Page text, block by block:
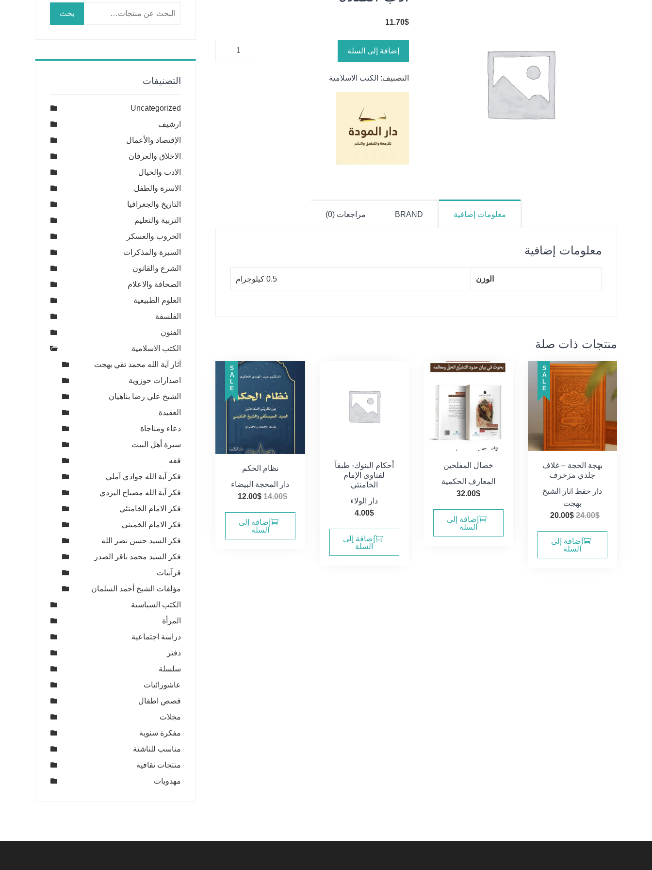
11.70$
كمية ادب
إضافة إلى السلة
التصنيف: الكتب الاسلامية
معلومات إضافية BRAND مراجعات (0)
معلومات إضافية
الوزن 0.5 كيلوجرام
منتجات ذات صلة
SALE
بهجة الحجة – غلاف
جلدي مزخرف
دار حفظ اثار الشيخ
بهجت
24.00$
السعر
هو:
24.00$.
20.00$
إضافة إلى
السلة
خصال المفلحين
المعارف الحكمية
32.00$
إضافة إلى
السلة
أحكام البنوك- طبقاً
لفتاوى الإمام
الخامنئي
دار الولاء
4.00$
إضافة إلى
السلة
SALE
نظام الحكم
دار المحجة البيضاء
14.00$
السعر
هو:
14.00$.
12.00$
إضافة إلى
السلة
بحث
التصنيفات
Uncategorized
ارشيف
الإقتصاد والأعمال
الاخلاق والعرفان
الادب والخيال
الاسرة والطفل
التاريخ والجغرافيا
التربية والتعليم
الحروب والعسكر
السيرة والمذكرات
الشرع والقانون
الصحافة والاعلام
العلوم الطبيعية
الفلسفة
الفنون
الكتب الاسلامية
آثار آية الله محمد تقي بهجت
اصدارات حوزوية
الشيخ علي رضا بناهيان
العقيدة
دعاء ومناجاة
سيرة أهل البيت
فقه
فكر آية الله جوادي آملي
فكر آية الله مصباح اليزدي
فكر الامام الخامنئي
فكر الامام الخميني
فكر السيد حسن نصر الله
فكر السيد محمد باقر الصدر
قرآنيات
مؤلفات الشيخ أحمد السلمان
الكتب السياسية
المرأة
دراسة اجتماعية
دفتر
سلسلة
عاشورائيات
قصص اطفال
مجلات
مفكرة سنوية
مناسب للناشئة
منتجات ثقافية
مهدويات